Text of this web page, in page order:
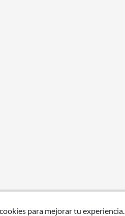
para mejorar tu experiencia.